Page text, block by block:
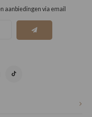
aanbiedingen via email